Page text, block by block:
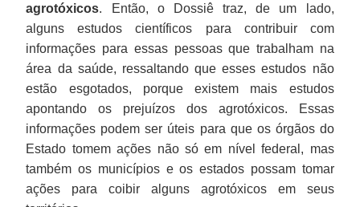
agrotóxicos. Então, o Dossiê traz, de um lado,
alguns estudos científicos para contribuir com
informações para essas pessoas que trabalham na
área da saúde, ressaltando que esses estudos não
estão esgotados, porque existem mais estudos
apontando os prejuízos dos agrotóxicos. Essas
informações podem ser úteis para que os órgãos do
Estado tomem ações não só em nível federal, mas
também os municípios e os estados possam tomar
ações para coibir alguns agrotóxicos em seus